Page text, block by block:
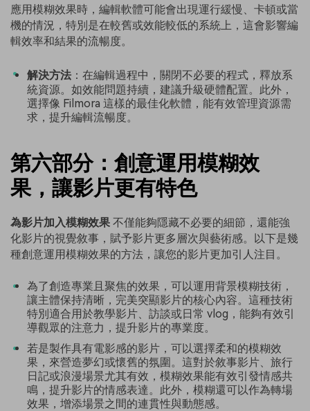
應用模糊效果時，編輯軟體可能會出現運行緩慢、卡頓或當
機的情況，特別是在較舊或效能較低的系統上，這會影響編
輯效率和結果的流暢度。
解決方法 ：在編輯過程中，關閉不必要的程式，釋放系
統資源。如效能問題持續，建議升級硬體配置。此外，
選擇像 Filmora 這樣的最佳化軟體，能有效管理資源需
求，提升編輯流暢度。
第六部分：創意運用模糊效
果，讓影片更有特色
為影片加入模糊效果 不僅能夠隱藏不必要的細節，還能強
化影片的視覺敘事，賦予影片更多層次與藝術感。以下是幾
種創意運用模糊效果的方法，讓您的影片更加引人注目。
為了創造專業且聚焦的效果，可以運用背景模糊技術，
讓主體保持清晰，完美突顯影片的核心內容。這種技術
特別適合用於教學影片、訪談或日常 vlog，能夠有效引
導觀眾的注意力，提升影片的專業度。
若是製作具有電影感的影片，可以選擇柔和的模糊效
果，來營造夢幻或懷舊的氛圍。這對於敘事影片、旅行
日記或浪漫場景尤其有效，模糊效果能有效引發情感共
鳴，提升影片的情感表達。此外，模糊還可以作為轉場
效果，增添場景之間的連貫性與動態感。